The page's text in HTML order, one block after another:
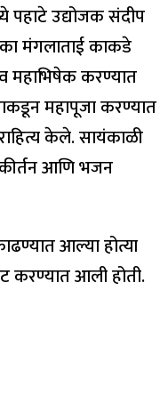
पहाटे उद्योजक संदीप
मंगलाताई काकडे
महाभिषेक करण्यात
महापूजा करण्यात
केले. सायंकाळी
आणि भजन
आल्या होत्या
करण्यात आली होती.